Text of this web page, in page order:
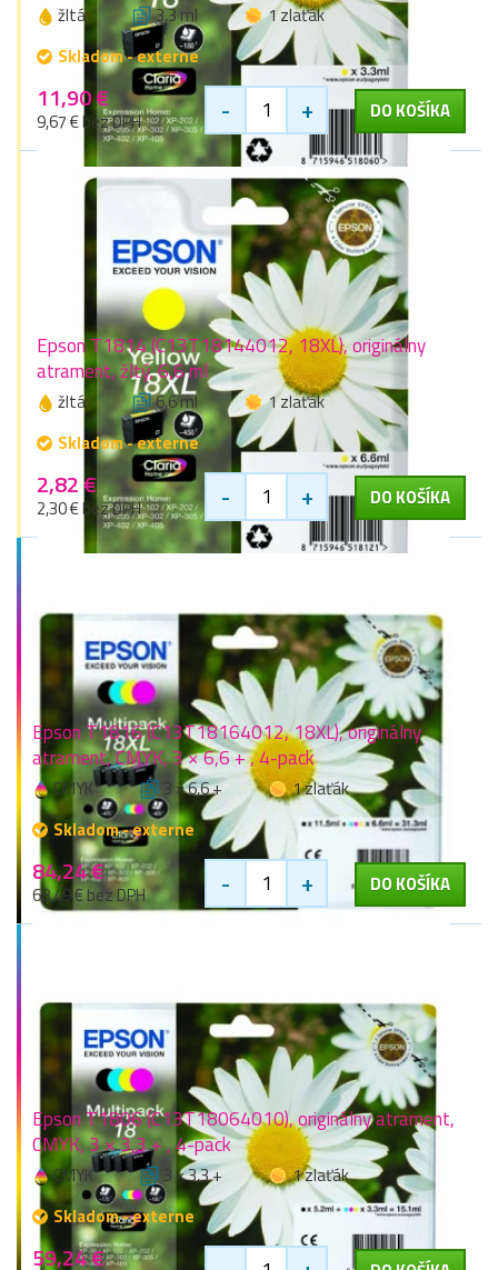
žltá 3,3 ml
1 zlaťák
Skladom - externe
11,90 €
9,67 € bez DPH - + DO KOŠÍKA
Epson T1814 (C13T18144012, 18XL), originálny
atrament, žltý, 6,6 ml
žltá 6,6 ml
1 zlaťák
Skladom - externe
2,82 €
2,30 € bez DPH - + DO KOŠÍKA
Epson T1816 (C13T18164012, 18XL), originálny
atrament, CMYK, 3 × 6,6 + , 4-pack
CMYK 3 × 6,6 +
1 zlaťák
Skladom - externe
84,24 €
68,49 € bez DPH - + DO KOŠÍKA
Epson T1806 (C13T18064010), originálny atrament,
CMYK, 3 × 3,3 + , 4-pack
CMYK 3 × 3,3 +
1 zlaťák
Skladom - externe
59,24 €